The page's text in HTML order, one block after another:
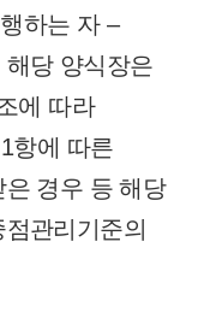
하는 자 –
당 양식장은
에 따라
항에 따른
경우 등 해당
관리기준의